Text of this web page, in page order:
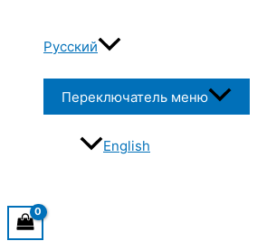
Русский
Переключатель меню
English